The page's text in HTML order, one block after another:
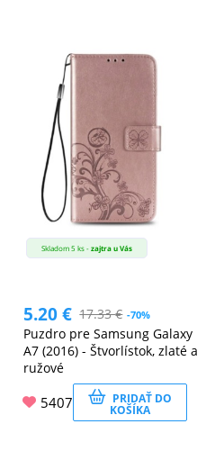
Skladom 5 ks -zajtra u Vás
5.20€ 17.33€ -70%
Puzdro pre Samsung Galaxy
A7 (2016) - Štvorlístok, zlaté a
ružové
5407 PRIDAŤ DO
KOŠÍKA